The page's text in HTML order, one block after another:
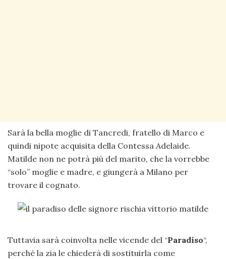
Sarà la bella moglie di Tancredi, fratello di Marco e
quindi nipote acquisita della Contessa Adelaide.
Matilde non ne potrà più del marito, che la vorrebbe
“solo” moglie e madre, e giungerà a Milano per
trovare il cognato.
Tuttavia sarà coinvolta nelle vicende del “Paradiso“,
perché la zia le chiederà di sostituirla come